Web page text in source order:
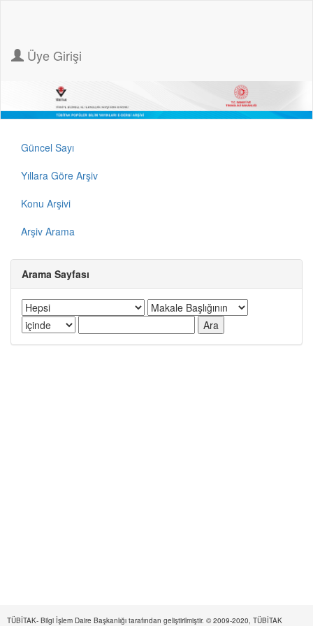
Üye Girişi
Güncel Sayı
Yıllara Göre Arşiv
Konu Arşivi
Arşiv Arama
Arama Sayfası
TÜBİTAK- Bilgi İşlem Daire Başkanlığı tarafından geliştirilmiştir. © 2009-2020, TÜBİTAK